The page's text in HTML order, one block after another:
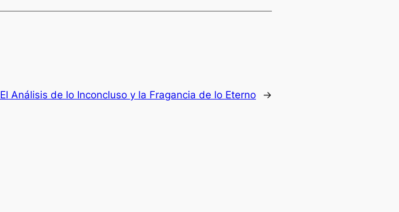
El Análisis de lo Inconcluso y la Fragancia de lo Eterno →